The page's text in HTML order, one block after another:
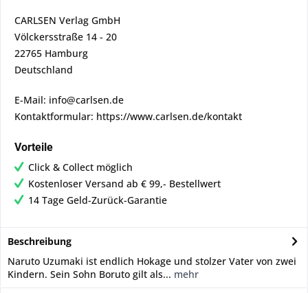
CARLSEN Verlag GmbH
Völckersstraße 14 - 20
22765 Hamburg
Deutschland
E-Mail: info@carlsen.de
Kontaktformular: https://www.carlsen.de/kontakt
Vorteile
Click & Collect möglich
Kostenloser Versand ab € 99,- Bestellwert
14 Tage Geld-Zurück-Garantie
Beschreibung
Naruto Uzumaki ist endlich Hokage und stolzer Vater von zwei
Kindern. Sein Sohn Boruto gilt als... mehr